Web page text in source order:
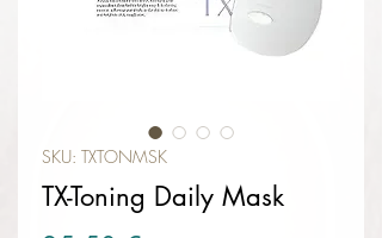
SKU: TXTONMSK
TX-Toning Daily Mask